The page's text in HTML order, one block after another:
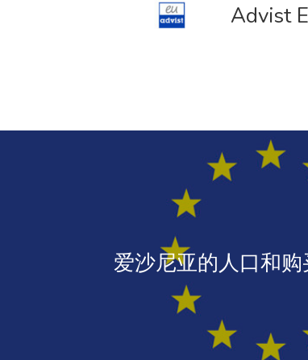
Advist
爱沙尼亚的人口和购